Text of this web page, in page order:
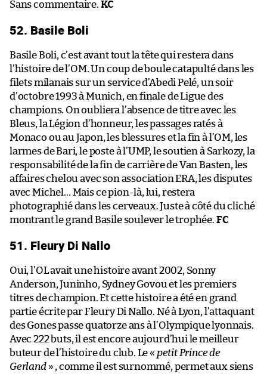
Sans commentaire. KC
52. Basile Boli
Basile Boli, c’est avant tout la tête qui restera dans
l’histoire de l’OM. Un coup de boule catapulté dans les
filets milanais sur un service d’Abedi Pelé, un soir
d’octobre 1993 à Munich, en finale de Ligue des
champions. On oubliera l’absence de titre avec les
Bleus, la Légion d’honneur, les passages ratés à
Monaco ou au Japon, les blessures et la fin à l’OM, les
larmes de Bari, le poste à l’UMP, le soutien à Sarkozy, la
responsabilité de la fin de carrière de Van Basten, les
affaires chelou avec son association ERA, les disputes
avec Michel… Mais ce pion-là, lui, restera
photographié dans les cerveaux. Juste à côté du cliché
montrant le grand Basile soulever le trophée. FC
51. Fleury Di Nallo
Oui, l’OL avait une histoire avant 2002, Sonny
Anderson, Juninho, Sydney Govou et les premiers
titres de champion. Et cette histoire a été en grand
partie écrite par Fleury Di Nallo. Né à Lyon, l’attaquant
des Gones passe quatorze ans à l’Olympique lyonnais.
Avec 222 buts, il est encore aujourd’hui le meilleur
buteur de l’histoire du club. Le « petit Prince de
Gerland» , comme il est surnommé, permet aux siens